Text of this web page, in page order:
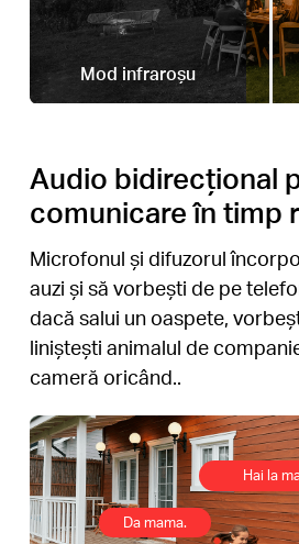
Mod infraroșu
Audio bidirecțional
comunicare în timp
Microfonul și difuzorul
auzi și să vorbești de pe
dacă salui un oaspete,
liniștești animalul de
cameră oricând..
Hai la
Da mama.